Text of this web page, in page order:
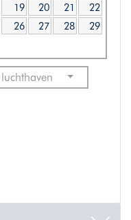
19 20 21
22
26 27 28
29